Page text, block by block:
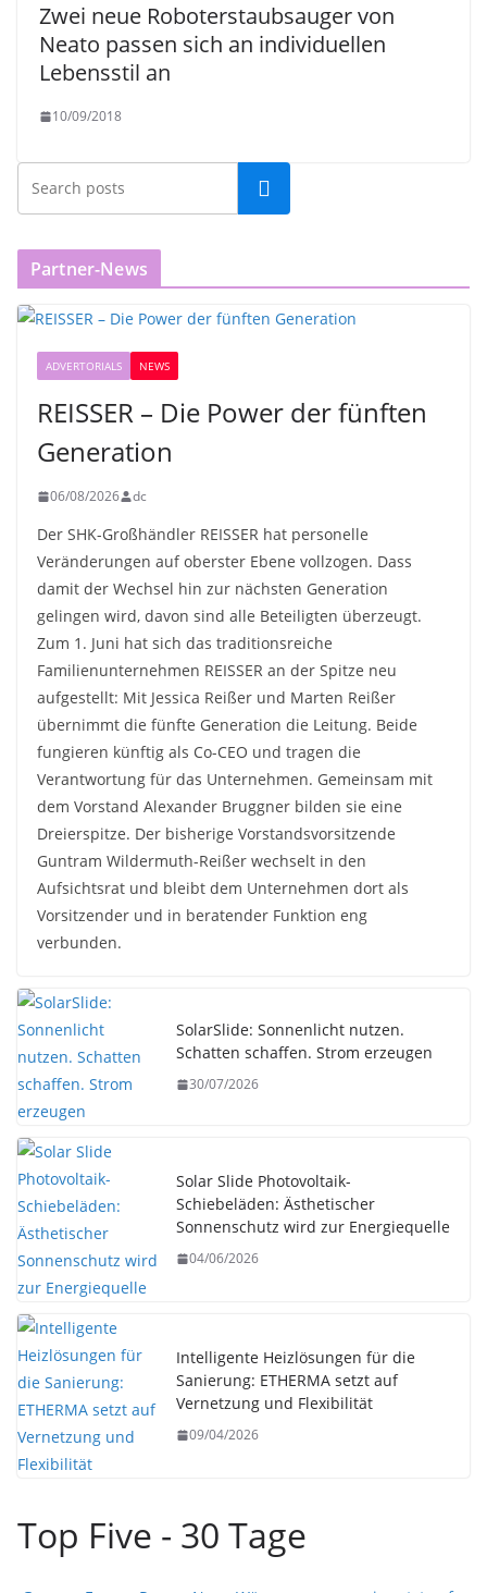
Zwei neue Roboterstaubsauger von
Neato passen sich an individuellen
Lebensstil an
10/09/2018
Partner-News
ADVERTORIALS NEWS
REISSER – Die Power der fünften
Generation
06/08/2026 dc
Der SHK-Großhändler REISSER hat personelle
Veränderungen auf oberster Ebene vollzogen. Dass
damit der Wechsel hin zur nächsten Generation
gelingen wird, davon sind alle Beteiligten überzeugt.
Zum 1. Juni hat sich das traditionsreiche
Familienunternehmen REISSER an der Spitze neu
aufgestellt: Mit Jessica Reißer und Marten Reißer
übernimmt die fünfte Generation die Leitung. Beide
fungieren künftig als Co-CEO und tragen die
Verantwortung für das Unternehmen. Gemeinsam mit
dem Vorstand Alexander Bruggner bilden sie eine
Dreierspitze. Der bisherige Vorstandsvorsitzende
Guntram Wildermuth-Reißer wechselt in den
Aufsichtsrat und bleibt dem Unternehmen dort als
Vorsitzender und in beratender Funktion eng
verbunden.
SolarSlide: Sonnenlicht nutzen.
Schatten schaffen. Strom erzeugen
30/07/2026
Solar Slide Photovoltaik-
Schiebeläden: Ästhetischer
Sonnenschutz wird zur Energiequelle
04/06/2026
Intelligente Heizlösungen für die
Sanierung: ETHERMA setzt auf
Vernetzung und Flexibilität
09/04/2026
Top Five - 30 Tage